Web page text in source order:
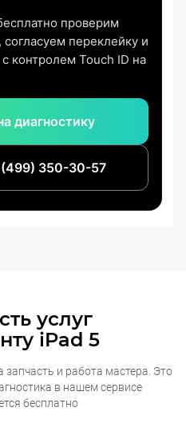
проверим
согласуем переклейку и
контролем Touch ID на
диагностику
350-30-57
услуг
iPad 5
и работа мастера. Это
в нашем сервисе
бесплатно